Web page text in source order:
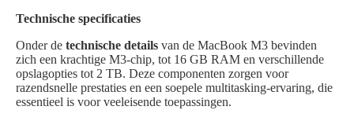
Technische specificaties
Onder de technische details van de MacBook M3 bevinden
zich een krachtige M3-chip, tot 16 GB RAM en verschillende
opslagopties tot 2 TB. Deze componenten zorgen voor
razendsnelle prestaties en een soepele multitasking-ervaring, die
essentieel is voor veeleisende toepassingen.